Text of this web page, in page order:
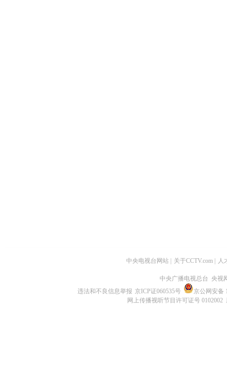
中央电视台网站 | 关于CCTV.com | 人
中央广播电视总台 央视
违法和不良信息举报 京ICP证060535号
京公网安备
网上传播视听节目许可证号 0102002